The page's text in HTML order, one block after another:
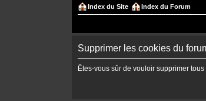
Index du Site Index du Forum
Supprimer les cookies du
Êtes-vous sûr de vouloir supprimer